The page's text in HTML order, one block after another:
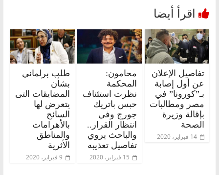
تفاصيل الإعلان
عن أول إصابة
بـ”كورونا” في
مصر ومطالبات
بإقالة وزيرة
الصحة
14 فبراير، 2020
محامون:
المحكمة
نظرت استئناف
حبس باتريك
جورج وفي
انتظار القرار..
والباحث يروي
تفاصيل تعذيبه
15 فبراير، 2020
طلب برلماني
بشأن
المضايقات التى
يتعرض لها
السائح
بالأهرامات
والمناطق
الأثرية
9 فبراير، 2020